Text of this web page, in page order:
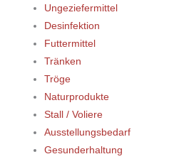
Ungeziefermittel
Desinfektion
Futtermittel
Tränken
Tröge
Naturprodukte
Stall / Voliere
Ausstellungsbedarf
Gesunderhaltung